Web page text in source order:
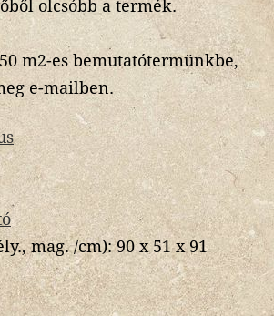
olcsóbb a termék.
m2-es bemutatótermünkbe,
e-mailben.
mag. /cm):90 x 51 x 91